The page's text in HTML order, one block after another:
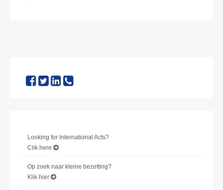
Looking for International Acts?
Clik here
Op zoek naar kleine bezetting?
Klik hier